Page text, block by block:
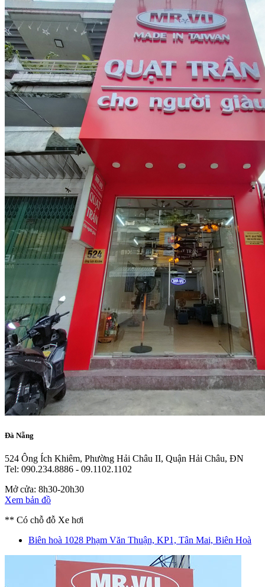
Đà Nẵng
524 Ông Ích Khiêm, Phường Hải Châu II, Quận Hải Châu, ĐN
Tel: 090.234.8886 - 09.1102.1102
Mở cửa: 8h30-20h30
Xem bản đồ
** Có chỗ đỗ Xe hơi
Biên hoà 1028 Phạm Văn Thuận, KP1, Tân Mai, Biên Hoà